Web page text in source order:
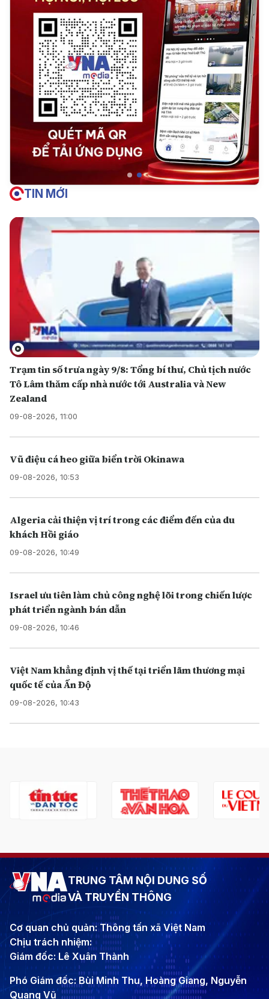
TIN MỚI
Trạm tin số trưa ngày 9/8: Tổng bí thư, Chủ tịch nước
Tô Lâm thăm cấp nhà nước tới Australia và New
Zealand
09-08-2026, 11:00
Vũ điệu cá heo giữa biển trời Okinawa
09-08-2026, 10:53
Algeria cải thiện vị trí trong các điểm đến của du
khách Hồi giáo
09-08-2026, 10:49
Israel ưu tiên làm chủ công nghệ lõi trong chiến lược
phát triển ngành bán dẫn
09-08-2026, 10:46
Việt Nam khẳng định vị thế tại triển lãm thương mại
quốc tế của Ấn Độ
09-08-2026, 10:43
TRUNG TÂM NỘI DUNG SỐ
VÀ TRUYỀN THÔNG
Cơ quan chủ quản: Thông tấn xã Việt Nam
Chịu trách nhiệm:
Giám đốc: Lê Xuân Thành
Phó Giám đốc: Bùi Minh Thu, Hoàng Giang, Nguyễn
Quang Vũ